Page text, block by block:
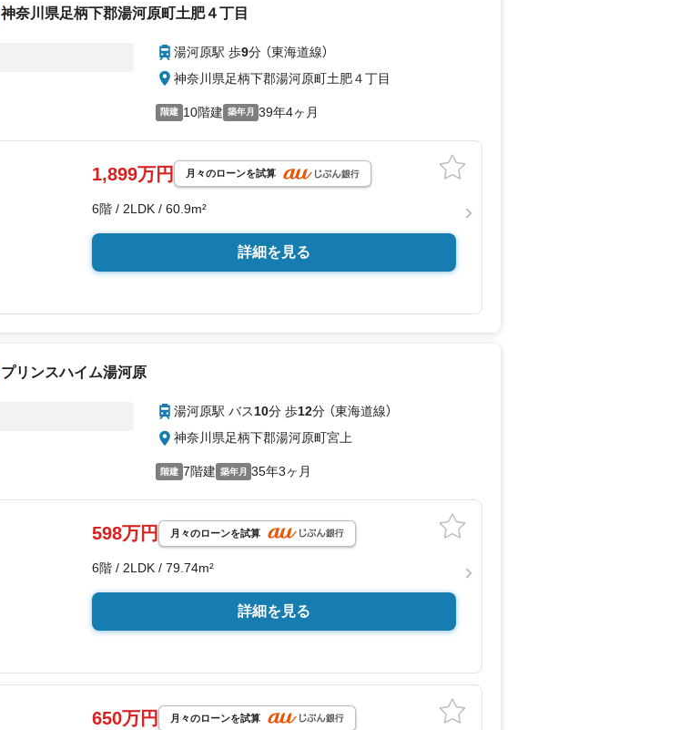
神奈川県足柄下郡湯河原町土肥４丁目
湯河原駅 歩9分 （東海道線）
神奈川県足柄下郡湯河原町土肥４丁目
階建 10階建 築年月 39年4ヶ月
1,899万円 月々のローンを試算
6階 / 2LDK / 60.9m²
詳細を見る
プリンスハイム湯河原
湯河原駅 バス10分 歩12分 （東海道線）
神奈川県足柄下郡湯河原町宮上
階建 7階建 築年月 35年3ヶ月
598万円 月々のローンを試算
6階 / 2LDK / 79.74m²
詳細を見る
650万円 月々のローンを試算